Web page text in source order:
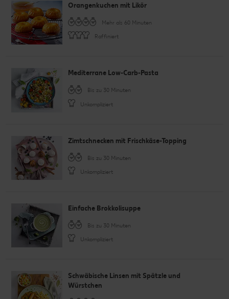
Orangenkuchen mit Likör
Mehr als 60 Minuten
Raffiniert
Mediterrane Low-Carb-Pasta
Bis zu 30 Minuten
Unkompliziert
Zimtschnecken mit Frischkäse-Topping
Bis zu 30 Minuten
Unkompliziert
Einfache Brokkolisuppe
Bis zu 30 Minuten
Unkompliziert
Schwäbische Linsen mit Spätzle und
Würstchen